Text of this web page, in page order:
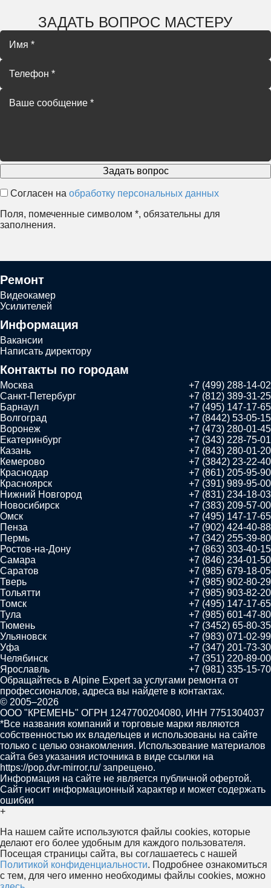
ЗАДАТЬ ВОПРОС МАСТЕРУ
Согласен на обработку персональных данных
Поля, помеченные символом *, обязательны для
заполнения.
Ремонт
Видеокамер
Усилителей
Информация
Вакансии
Написать директору
Контакты по городам
Москва
+7 (499) 288-14-02
Санкт-Петербург
+7 (812) 389-31-25
Барнаул
+7 (495) 147-17-65
Волгоград
+7 (8442) 53-05-15
Воронеж
+7 (473) 280-01-45
Екатеринбург
+7 (343) 228-75-01
Казань
+7 (843) 280-01-20
Кемерово
+7 (3842) 23-22-40
Краснодар
+7 (861) 205-95-90
Красноярск
+7 (391) 989-95-00
Нижний Новгород
+7 (831) 234-18-03
Новосибирск
+7 (383) 209-57-00
Омск
+7 (495) 147-17-65
Пенза
+7 (902) 424-40-88
Пермь
+7 (342) 255-39-80
Ростов-на-Дону
+7 (863) 303-40-15
Самара
+7 (846) 234-01-50
Саратов
+7 (985) 679-18-05
Тверь
+7 (985) 902-80-29
Тольятти
+7 (985) 903-82-20
Томск
+7 (495) 147-17-65
Тула
+7 (985) 601-47-80
Тюмень
+7 (3452) 65-80-35
Ульяновск
+7 (983) 071-02-99
Уфа
+7 (347) 201-73-30
Челябинск
+7 (351) 220-89-00
Ярославль
+7 (981) 335-15-70
Обращайтесь в Alpine Expertза услугами ремонта от
профессионалов, адреса вы найдете в контактах.
© 2005–2026
ООО "КРЕМЕНЬ" ОГРН 1247700204080, ИНН 7751304037
*Все названия компаний и торговые марки являются
собственностью их владельцев и использованы на сайте
только с целью ознакомления. Использование материалов
сайта без указания источника в виде ссылки на
https://pop.dvr-mirror.ru/ запрещено.
Информация на сайте не является публичной офертой.
Сайт носит информационный характер и может содержать
ошибки
+
На нашем сайте используются файлы cookies, которые
делают его более удобным для каждого пользователя.
Посещая страницы сайта, вы соглашаетесь с нашей
Политикой конфиденциальности. Подробнее ознакомиться
с тем, для чего именно необходимы файлы сookies, можно